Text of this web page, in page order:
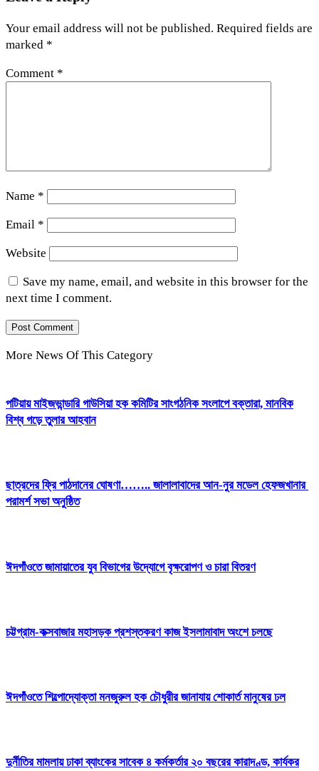
Your email address will not be published. Required fields are
marked *
Comment *
Name *
Email *
Website
Save my name, email, and website in this browser for the
next time I comment.
More News Of This Category
পটিয়ায় মাইজভান্ডারি গাউসিয়া হক কমিটির সাংগঠনিক সংলাপে বক্তারা, মানবিক
বিশ্ব গড়ে তুলার আহবান
ছাত্রদের ফ্রি পাঠদানের ঘোষণা…….. জালালাবাদের আন-নুর মডেল হেফজখানার
পরামর্শ সভা অনুষ্ঠিত
ঈদগাঁওতে জামায়াতের যুব বিভাগের উদ্যোগে বৃক্ষরোপণ ও চারা বিতরণ
চট্টগ্রাম-কক্সবাজার মহাসড়ক প্রশস্তকরণ কাজ ইসলামাবাদ অংশে চলছে
ঈদগাঁওতে শিল্পোদ্যোক্তা মনজুরুল হক চৌধুরীর জানাযায় শোকার্ত মানুষের ঢল
দুর্নীতির মামলায় ঢাকা ব্যাংকের সাবেক ৪ কর্মকর্তার ২০ বছরের কারাদণ্ড, কার্যকর